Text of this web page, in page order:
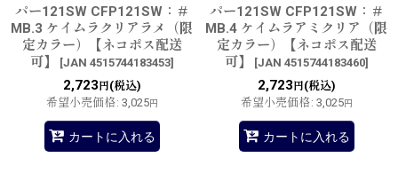
パー121SW CFP121SW：＃
MB.3 ケイムラクリアラメ（限
定カラー）【ネコポス配送
可】
[JAN 4515744183453]
2,723 円(税込)
希望小売価格: 3,025円
カートに入れる
パー121SW CFP121SW：＃
MB.4 ケイムラアミクリア（限
定カラー）【ネコポス配送
可】
[JAN 4515744183460]
2,723 円(税込)
希望小売価格: 3,025円
カートに入れる